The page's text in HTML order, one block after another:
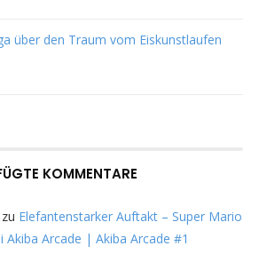
über den Traum vom Eiskunstlaufen
KOMMENTARE
zu Elefantenstarker Auftakt – Super Mario
Akiba Arcade | Akiba Arcade #1